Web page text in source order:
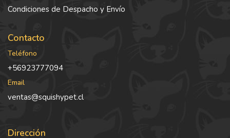
Condiciones de Despacho y Envío
Contacto
Teléfono
+56923777094
Email
ventas@squishypet.cl
Dirección